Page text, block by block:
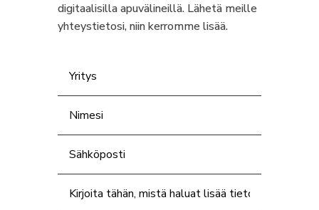
digitaalisilla apuvälineillä. Lähetä meille
yhteystietosi, niin kerromme lisää.